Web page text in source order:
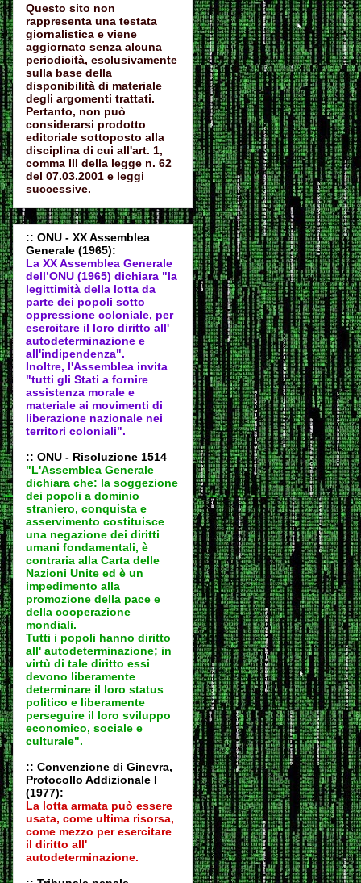
Questo sito non
rappresenta una testata
giornalistica e viene
aggiornato senza alcuna
periodicità, esclusivamente
sulla base della
disponibilità di materiale
degli argomenti trattati.
Pertanto, non può
considerarsi prodotto
editoriale sottoposto alla
disciplina di cui all'art. 1,
comma III della legge n. 62
del 07.03.2001 e leggi
successive.
:: ONU - XX Assemblea
Generale (1965):
La XX Assemblea Generale
dell’ONU (1965) dichiara "la
legittimità della lotta da
parte dei popoli sotto
oppressione coloniale, per
esercitare il loro diritto all'
autodeterminazione e
all'indipendenza".
Inoltre, l'Assemblea invita
"tutti gli Stati a fornire
assistenza morale e
materiale ai movimenti di
liberazione nazionale nei
territori coloniali".
:: ONU - Risoluzione 1514
"L'Assemblea Generale
dichiara che: la soggezione
dei popoli a dominio
straniero, conquista e
asservimento costituisce
una negazione dei diritti
umani fondamentali, è
contraria alla Carta delle
Nazioni Unite ed è un
impedimento alla
promozione della pace e
della cooperazione
mondiali.
Tutti i popoli hanno diritto
all' autodeterminazione; in
virtù di tale diritto essi
devono liberamente
determinare il loro status
politico e liberamente
perseguire il loro sviluppo
economico, sociale e
culturale".
:: Convenzione di Ginevra,
Protocollo Addizionale I
(1977):
La lotta armata può essere
usata, come ultima risorsa,
come mezzo per esercitare
il diritto all'
autodeterminazione.